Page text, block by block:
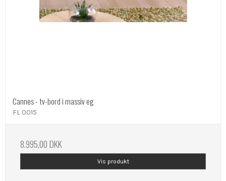
Cannes - tv-bord i massiv eg
FL 0015
8.995,00 DKK
Vis produkt